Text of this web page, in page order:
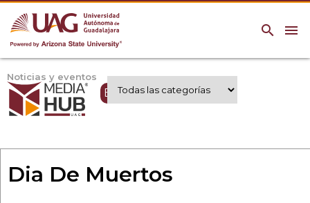
menu
search
Noticias y eventos
Expertos UAG
Dia De Muertos